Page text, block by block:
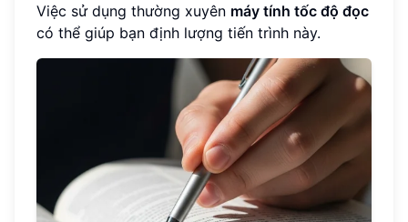
Việc sử dụng thường xuyên máy tính tốc độ đọc
có thể giúp bạn định lượng tiến trình này.